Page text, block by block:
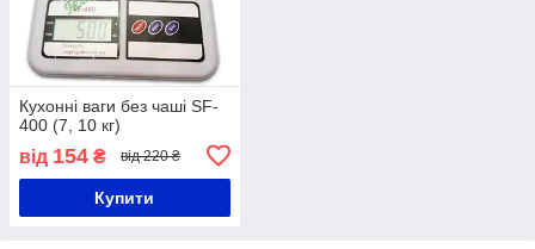
Кухонні ваги без чаші SF-
400 (7, 10 кг)
від 154 ₴ від 220 ₴
Купити